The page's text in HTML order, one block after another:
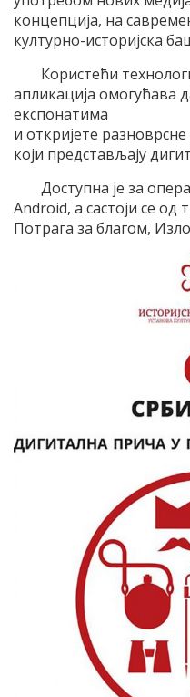
концепција, на
културно-историјска
Користећи
апликација омогућава
експонатима
и откријете
који представљају
Доступна је за
Android, а састоји се од
Потрага за благом,